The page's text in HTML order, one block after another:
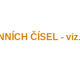
ČÍSEL -